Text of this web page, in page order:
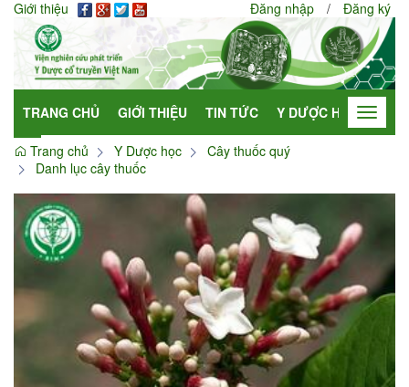
Giới thiệu Đăng nhập / Đăng ký
TRANG CHỦ GIỚI THIỆU TIN TỨC Y DƯỢC HỌC Toggle
Trang chủ
Y Dược học
Cây thuốc quý
Danh lục cây thuốc